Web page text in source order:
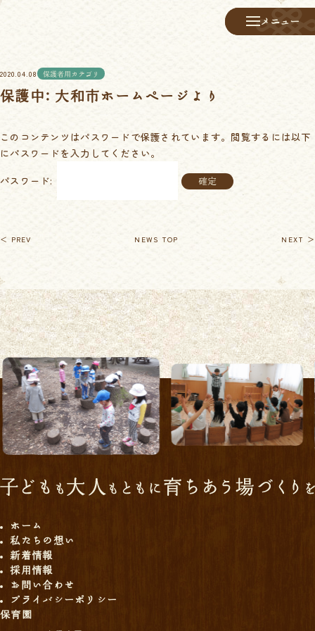
メニュー
メニュー
2020.04.08 保護者用カテゴリ
保護中: 大和市ホームページより
このコンテンツはパスワードで保護されています。閲覧するには以下
にパスワードを入力してください。
パスワード:
＜ PREV NEWS TOP NEXT ＞
ホーム
私たちの想い
新着情報
採用情報
お問い合わせ
プライバシーポリシー
保育園